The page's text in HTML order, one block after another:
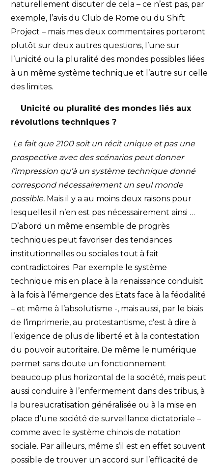
naturellement discuter de cela – ce n’est pas, par
exemple, l’avis du Club de Rome ou du Shift
Project – mais mes deux commentaires porteront
plutôt sur deux autres questions, l’une sur
l’unicité ou la pluralité des mondes possibles liées
à un même système technique et l’autre sur celle
des limites.
Unicité ou pluralité des mondes liés aux
révolutions techniques ?
Le fait que 2100 soit un récit unique et pas une
prospective avec des scénarios peut donner
l’impression qu’à un système technique donné
correspond nécessairement un seul monde
possible. Mais il y a au moins deux raisons pour
lesquelles il n’en est pas nécessairement ainsi …
D’abord un même ensemble de progrès
techniques peut favoriser des tendances
institutionnelles ou sociales tout à fait
contradictoires. Par exemple le système
technique mis en place à la renaissance conduisit
à la fois à l’émergence des Etats face à la féodalité
– et même à l’absolutisme -, mais aussi, par le biais
de l’imprimerie, au protestantisme, c’est à dire à
l’exigence de plus de liberté et à la contestation
du pouvoir autoritaire. De même le numérique
permet sans doute un fonctionnement
beaucoup plus horizontal de la société, mais peut
aussi conduire à l’enfermement dans des tribus, à
la bureaucratisation généralisée ou à la mise en
place d’une société de surveillance dictatoriale –
comme avec le système chinois de notation
sociale. Par ailleurs, même s’il est en effet souvent
possible de trouver un accord sur l’efficacité de